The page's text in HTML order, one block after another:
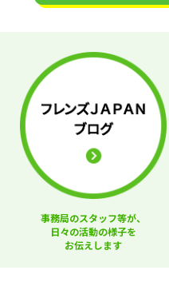
事務局のスタッフ等が、
日々の活動の様子を
お伝えします